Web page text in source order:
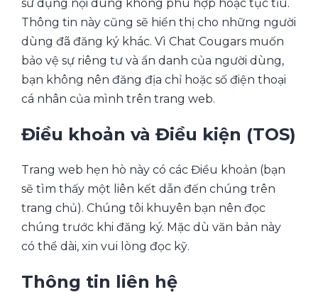
sử dụng nội dung không phù hợp hoặc tục tĩu.
Thông tin này cũng sẽ hiển thị cho những người
dùng đã đăng ký khác. Vì Chat Cougars muốn
bảo vệ sự riêng tư và ẩn danh của người dùng,
bạn không nên đăng địa chỉ hoặc số điện thoại
cá nhân của mình trên trang web.
Điều khoản và Điều kiện (TOS)
Trang web hẹn hò này có các Điều khoản (bạn
sẽ tìm thấy một liên kết dẫn đến chúng trên
trang chủ). Chúng tôi khuyên bạn nên đọc
chúng trước khi đăng ký. Mặc dù văn bản này
có thể dài, xin vui lòng đọc kỹ.
Thông tin liên hệ